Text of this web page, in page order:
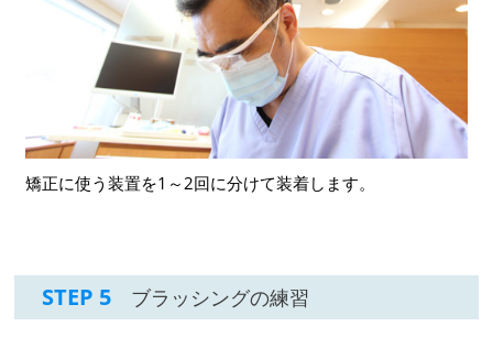
矯正に使う装置を1～2回に分けて装着します。
STEP 5 ブラッシングの練習